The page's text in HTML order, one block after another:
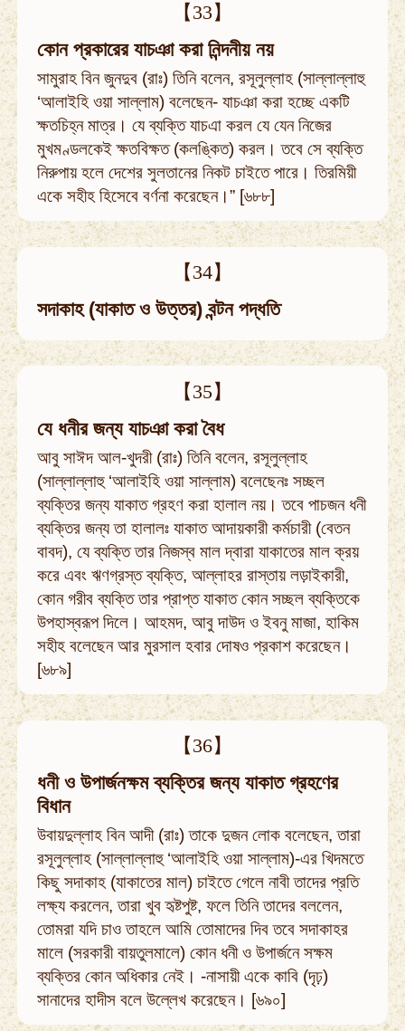
【33】
কোন প্রকারের যাচঞা করা নিন্দনীয় নয়
সামুরাহ বিন জুনদুব (রাঃ) তিনি বলেন, রসূলুল্লাহ (সাল্লাল্লাহু
‘আলাইহি ওয়া সাল্লাম) বলেছেন- যাচঞা করা হচ্ছে একটি
ক্ষতচিহ্ন মাত্র। যে ব্যক্তি যাচএা করল যে যেন নিজের
মুখমণ্ডলকেই ক্ষতবিক্ষত (কলঙ্কিত) করল। তবে সে ব্যক্তি
নিরুপায় হলে দেশের সুলতানের নিকট চাইতে পারে। তিরমিয়ী
একে সহীহ হিসেবে বর্ণনা করেছেন।” [৬৮৮]
【34】
সদাকাহ (যাকাত ও উত্তর) বন্টন পদ্ধতি
【35】
যে ধনীর জন্য যাচঞা করা বৈধ
আবু সাঈদ আল-খুদরী (রাঃ) তিনি বলেন, রসূলুল্লাহ
(সাল্লাল্লাহু ‘আলাইহি ওয়া সাল্লাম) বলেছেনঃ সচ্ছল
ব্যক্তির জন্য যাকাত গ্রহণ করা হালাল নয়। তবে পাচজন ধনী
ব্যক্তির জন্য তা হালালঃ যাকাত আদায়কারী কর্মচারী (বেতন
বাবদ), যে ব্যক্তি তার নিজস্ব মাল দ্বারা যাকাতের মাল ক্রয়
করে এবং ঋণগ্রস্ত ব্যক্তি, আল্লাহর রাস্তায় লড়াইকারী,
কোন গরীব ব্যক্তি তার প্রাপ্ত যাকাত কোন সচ্ছল ব্যক্তিকে
উপহাস্বরূপ দিলে। আহমদ, আবু দাউদ ও ইবনু মাজা, হাকিম
সহীহ বলেছেন আর মুরসাল হবার দোষও প্রকাশ করেছেন।
[৬৮৯]
【36】
ধনী ও উপার্জনক্ষম ব্যক্তির জন্য যাকাত গ্রহণের
বিধান
উবায়দুল্লাহ বিন আদী (রাঃ) তাকে দুজন লোক বলেছেন, তারা
রসূলুল্লাহ (সাল্লাল্লাহু ‘আলাইহি ওয়া সাল্লাম)-এর খিদমতে
কিছু সদাকাহ (যাকাতের মাল) চাইতে গেলে নাবী তাদের প্রতি
লক্ষ্য করলেন, তারা খুব হৃষ্টপুষ্ট, ফলে তিনি তাদের বললেন,
তোমরা যদি চাও তাহলে আমি তোমাদের দিব তবে সদাকাহর
মালে (সরকারী বায়তুলমালে) কোন ধনী ও উপার্জনে সক্ষম
ব্যক্তির কোন অধিকার নেই। -নাসায়ী একে কাবি (দৃঢ়)
সানাদের হাদীস বলে উল্লেখ করেছেন। [৬৯০]